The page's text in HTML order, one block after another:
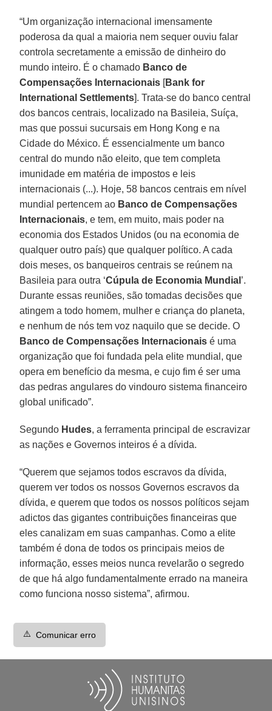
“Um organização internacional imensamente
poderosa da qual a maioria nem sequer ouviu falar
controla secretamente a emissão de dinheiro do
mundo inteiro. É o chamado Banco de
Compensações Internacionais [Bank for
International Settlements]. Trata-se do banco central
dos bancos centrais, localizado na Basileia, Suíça,
mas que possui sucursais em Hong Kong e na
Cidade do México. É essencialmente um banco
central do mundo não eleito, que tem completa
imunidade em matéria de impostos e leis
internacionais (...). Hoje, 58 bancos centrais em nível
mundial pertencem ao Banco de Compensações
Internacionais, e tem, em muito, mais poder na
economia dos Estados Unidos (ou na economia de
qualquer outro país) que qualquer político. A cada
dois meses, os banqueiros centrais se reúnem na
Basileia para outra ‘Cúpula de Economia Mundial ’.
Durante essas reuniões, são tomadas decisões que
atingem a todo homem, mulher e criança do planeta,
e nenhum de nós tem voz naquilo que se decide. O
Banco de Compensações Internacionais é uma
organização que foi fundada pela elite mundial, que
opera em benefício da mesma, e cujo fim é ser uma
das pedras angulares do vindouro sistema financeiro
global unificado”.
Segundo Hudes, a ferramenta principal de escravizar
as nações e Governos inteiros é a dívida.
“Querem que sejamos todos escravos da dívida,
querem ver todos os nossos Governos escravos da
dívida, e querem que todos os nossos políticos sejam
adictos das gigantes contribuições financeiras que
eles canalizam em suas campanhas. Como a elite
também é dona de todos os principais meios de
informação, esses meios nunca revelarão o segredo
de que há algo fundamentalmente errado na maneira
como funciona nosso sistema”, afirmou.
⚠️ Comunicar erro